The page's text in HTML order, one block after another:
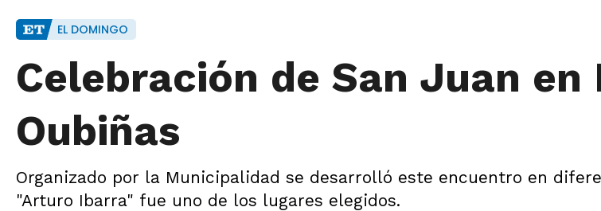
EL DOMINGO
Celebración de San Juan en
Oubiñas
Organizado por la Municipalidad se desarrolló este encuentro en
"Arturo Ibarra" fue uno de los lugares elegidos.